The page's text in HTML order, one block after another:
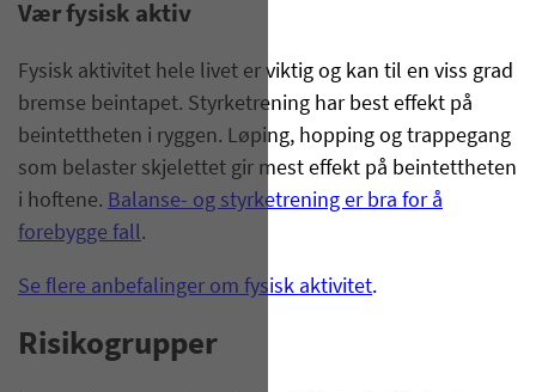
Vær fysisk aktiv
Fysisk aktivitet hele livet er viktig og kan til en viss grad
bremse beintapet. Styrketrening har best effekt på
beintettheten i ryggen. Løping, hopping og trappegang
som belaster skjelettet gir mest effekt på beintettheten
i hoftene. Balanse- og styrketrening er bra for å
forebygge fall.
Se flere anbefalinger om fysisk aktivitet.
Risikogrupper